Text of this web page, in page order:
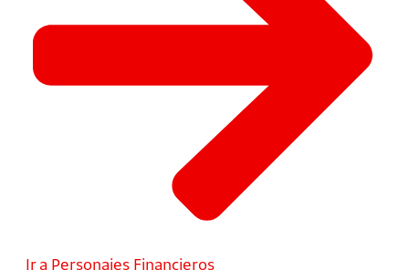
Ir a Personajes Financieros